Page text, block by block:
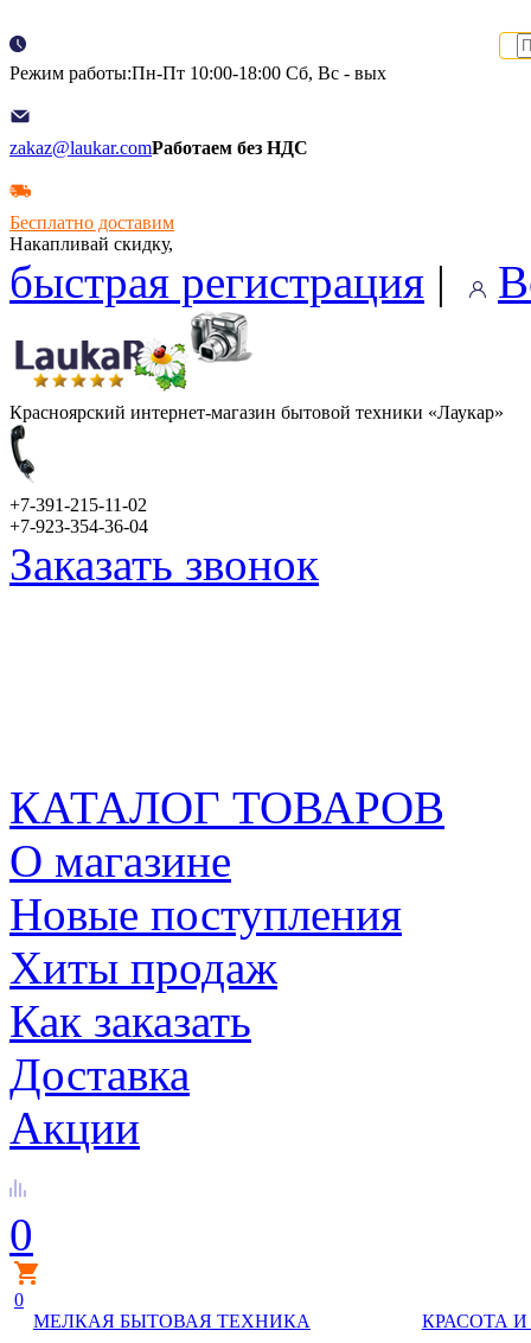
Режим работы:Пн-Пт 10:00-18:00 Сб, Вс - вых
zakaz@laukar.comРаботаем без НДС
Бесплатно доставим
Накапливай скидку,
быстрая регистрация |
Красноярский интернет-магазин бытовой техники «Лаукар»
+7-391-215-11-02
+7-923-354-36-04
Заказать звонок
КАТАЛОГ ТОВАРОВ
О магазине
Новые поступления
Хиты продаж
Как заказать
Доставка
Акции
0
0
МЕЛКАЯ БЫТОВАЯ ТЕХНИКА
КРАСОТА И